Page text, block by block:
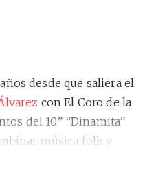
desde que saliera el
con El Coro de la
del 10” “Dinamita”
música folk y